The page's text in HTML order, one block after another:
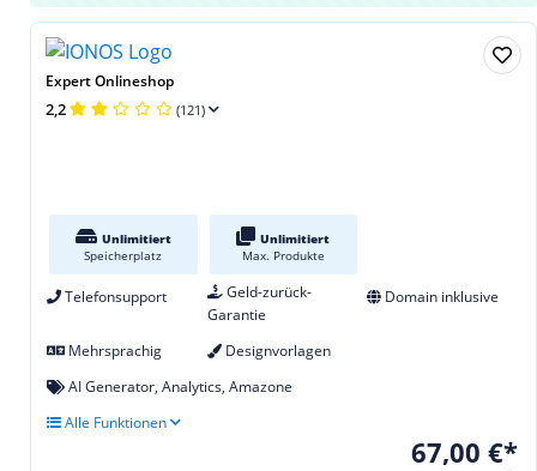
Expert Onlineshop
2,2 (121)
Unlimitiert
Speicherplatz
Unlimitiert
Max. Produkte
Telefonsupport
Geld-zurück-
Garantie
Domain inklusive
Mehrsprachig
Designvorlagen
AI Generator, Analytics, Amazone
Alle Funktionen
67,00 €*